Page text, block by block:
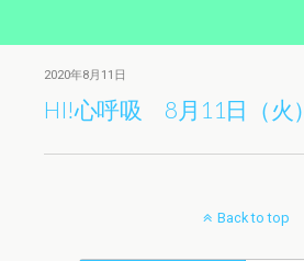
2020年8月11日
HI!心呼吸 8月11日（火）
Back to top